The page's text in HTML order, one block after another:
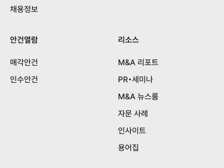
채용정보
안건열람
매각안건
인수안건
리소스
M&A 리포트
PR•세미나
M&A 뉴스룸
자문 사례
인사이트
용어집